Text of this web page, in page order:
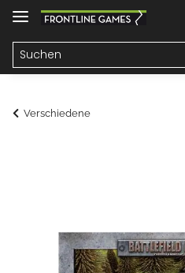
Verschiedene